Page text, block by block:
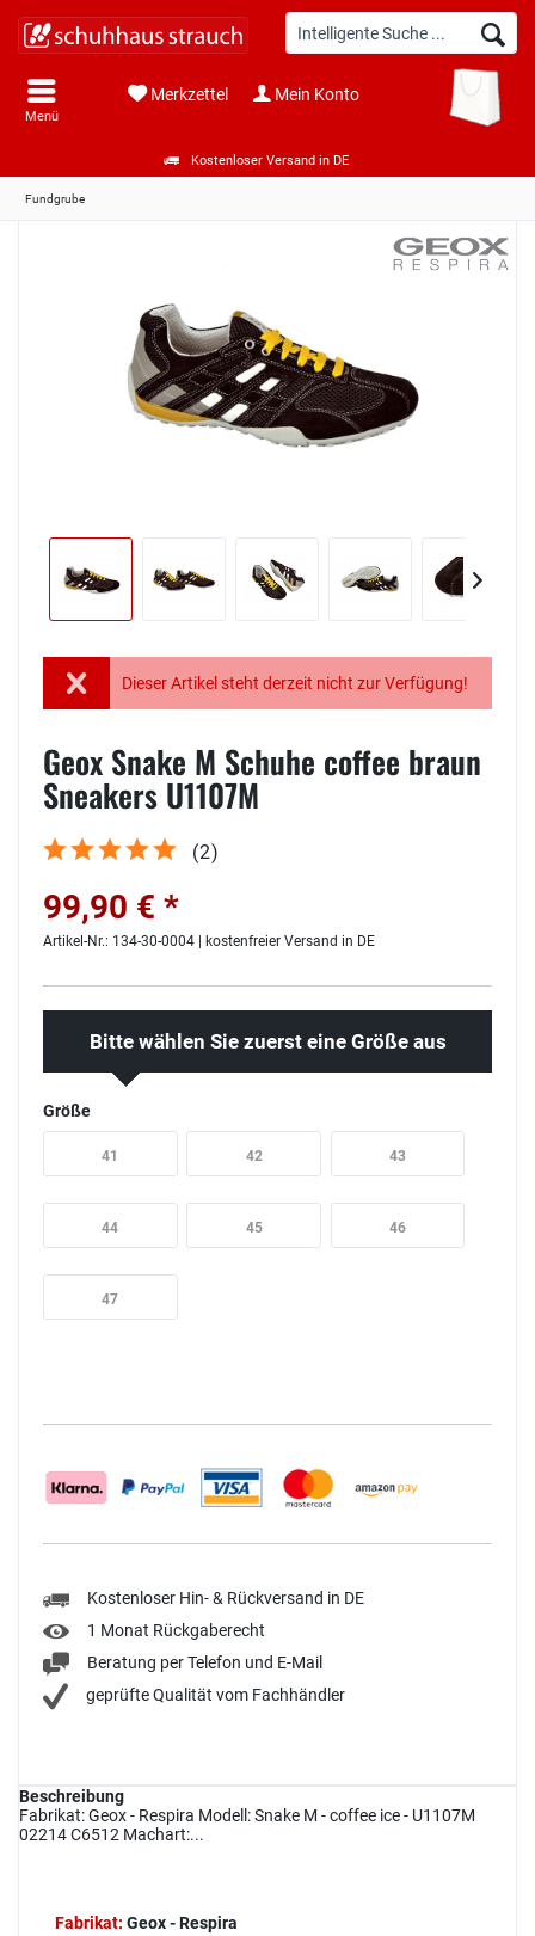
Kostenloser Versand in DE
Menü
Merkzettel Mein Konto
Fundgrube
Dieser Artikel steht derzeit nicht zur Verfügung!
Geox Snake M Schuhe coffee braun
Sneakers U1107M
(2)
99,90 € *
Artikel-Nr.: 134-30-0004 | kostenfreier Versand in DE
Bitte wählen Sie zuerst eine Größe aus
Größe
41 42 43
44 45 46
47
Kostenloser Hin- & Rückversand in DE
1 Monat Rückgaberecht
Beratung per Telefon und E-Mail
geprüfte Qualität vom Fachhändler
Beschreibung
Fabrikat: Geox - Respira Modell: Snake M - coffee ice - U1107M
02214 C6512 Machart:...
Fabrikat: Geox - Respira